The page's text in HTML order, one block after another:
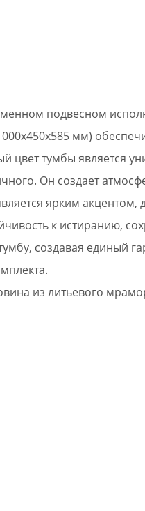
подвесном
мм)
цвет тумбы является
Он создает
ярким
к истиранию,
создавая
из литьевого